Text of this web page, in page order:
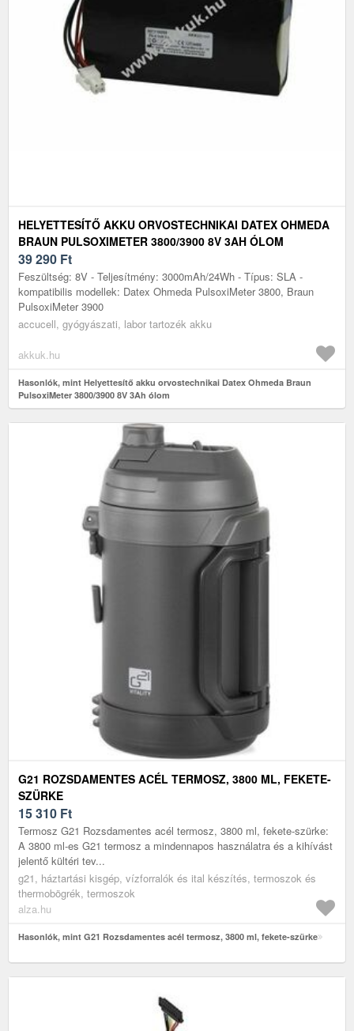
HELYETTESÍTŐ AKKU ORVOSTECHNIKAI DATEX OHMEDA
BRAUN PULSOXIMETER 3800/3900 8V 3AH ÓLOM
39 290 Ft
Feszültség: 8V - Teljesítmény: 3000mAh/24Wh - Típus: SLA -
kompatibilis modellek: Datex Ohmeda PulsoxiMeter 3800, Braun
PulsoxiMeter 3900
accucell, gyógyászati, labor tartozék akku
akkuk.hu
Hasonlók, mint Helyettesítő akku orvostechnikai Datex Ohmeda Braun
PulsoxiMeter 3800/3900 8V 3Ah ólom
G21 ROZSDAMENTES ACÉL TERMOSZ, 3800 ML, FEKETE-
SZÜRKE
15 310 Ft
Termosz G21 Rozsdamentes acél termosz, 3800 ml, fekete-szürke:
A 3800 ml-es G21 termosz a mindennapos használatra és a kihívást
jelentő kültéri tev...
g21, háztartási kisgép, vízforralók és ital készítés, termoszok és
thermobögrék, termoszok
alza.hu
Hasonlók, mint G21 Rozsdamentes acél termosz, 3800 ml, fekete-szürke